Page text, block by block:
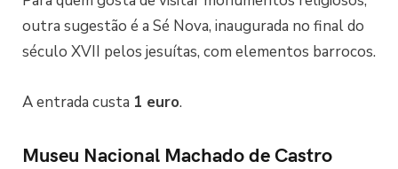
outra sugestão é a Sé Nova, inaugurada no final do
século XVII pelos jesuítas, com elementos barrocos.
A entrada custa 1 euro.
Museu Nacional Machado de Castro